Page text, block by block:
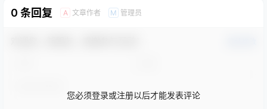
0 条回复 A 文章作者 M 管理员
您必须登录或注册以后才能发表评论